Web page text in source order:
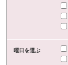
曜日を選ぶ